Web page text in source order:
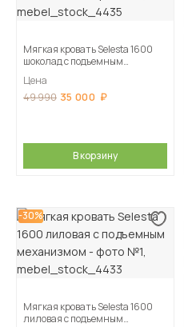
Мягкая кровать Selesta 1600
шоколад с подъемным
Цена
49 990 35 000
В корзину
-30%
Мягкая кровать Selesta 1600
лиловая с подъемным